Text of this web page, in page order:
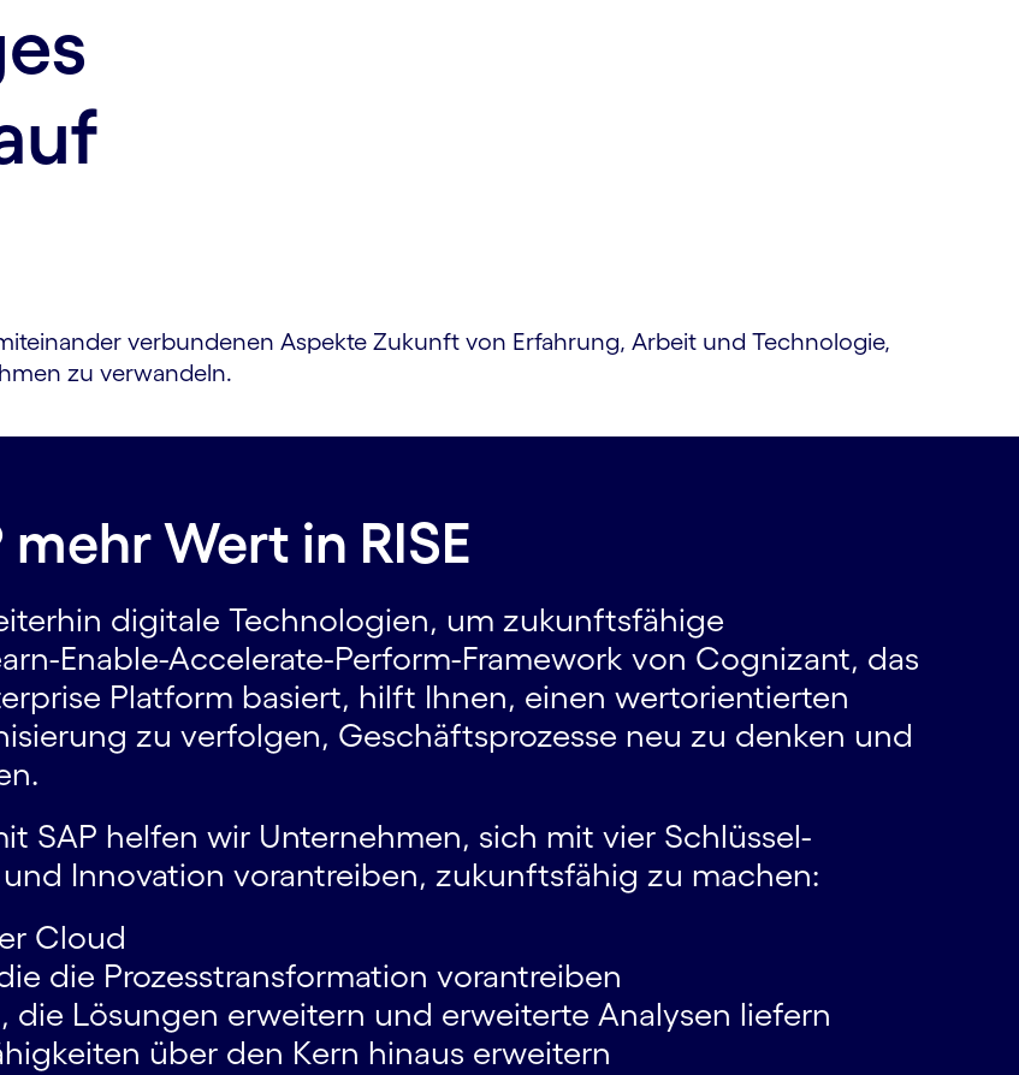
verbundenen Aspekte Zukunft von Erfahrung, Arbeit und Technologie,
zu verwandeln.
Wert in RISE
digitale Technologien, um zukunftsfähige
Enable-Accelerate-Perform-Framework von Cognizant, das
Platform basiert, hilft Ihnen, einen wertorientierten
zu verfolgen, Geschäftsprozesse neu zu denken und
SAP helfen wir Unternehmen, sich mit vier Schlüssel­
Innovation vorantreiben, zukunftsfähig zu machen:
Cloud
die Prozess­transformation vorantreiben
die Lösungen erweitern und erweiterte Analysen liefern
über den Kern hinaus erweitern